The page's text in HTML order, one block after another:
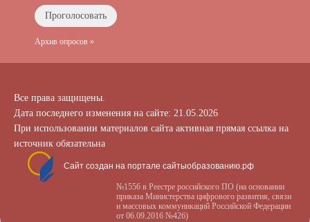
Архив опросов »
Все права защищены.
Дата последнего изменения на сайте: 21.05.2026
При использовании материалов сайта активная прямая ссылка на
источник обязательна
Сайт создан на портале сайтыобразованию.рф
№1556 в Реестре российского ПО (на основании
приказа Министерства цифрового развития, связи
и массовых коммуникаций Российской Федерации
от 06.09.2016 №426)